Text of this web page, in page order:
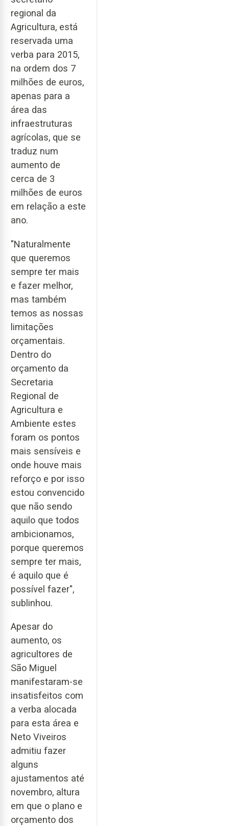
regional da
Agricultura, está
reservada uma
verba para 2015,
na ordem dos 7
milhões de euros,
apenas para a
área das
infraestruturas
agrícolas, que se
traduz num
aumento de
cerca de 3
milhões de euros
em relação a este
ano.
"Naturalmente
que queremos
sempre ter mais
e fazer melhor,
mas também
temos as nossas
limitações
orçamentais.
Dentro do
orçamento da
Secretaria
Regional de
Agricultura e
Ambiente estes
foram os pontos
mais sensíveis e
onde houve mais
reforço e por isso
estou convencido
que não sendo
aquilo que todos
ambicionamos,
porque queremos
sempre ter mais,
é aquilo que é
possível fazer",
sublinhou.
Apesar do
aumento, os
agricultores de
São Miguel
manifestaram-se
insatisfeitos com
a verba alocada
para esta área e
Neto Viveiros
admitiu fazer
alguns
ajustamentos até
novembro, altura
em que o plano e
orçamento dos